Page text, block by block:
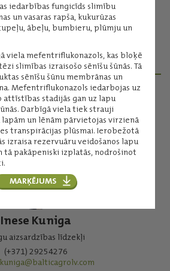
iedarbības fungicīds slimību
un vasaras rapša, kukurūzas
ābeļu, bumbieru, plūmju un
viela mefentriflukonazols, kas bloķē
slimības izraisošo sēnīšu šūnās. Tā
sēnīšu šūnu membrānas un
Mefentriflukonazols iedarbojas uz
attīstības stadijās gan uz lapu
Darbīgā viela tiek strauji
lapām un lēnām pārvietojas virzienā
transpirācijas plūsmai. Ierobežotā
izraisa rezervuāru veidošanos lapu
tā pakāpeniski izplatās, nodrošinot
MARĶĒJUMS
50 tabletes
Ražotājs:Verdera
Lasīt vairāk
MENEDŽERI
Inese Kuniga
aizsardzības līdzekļi
(+371) 29254276